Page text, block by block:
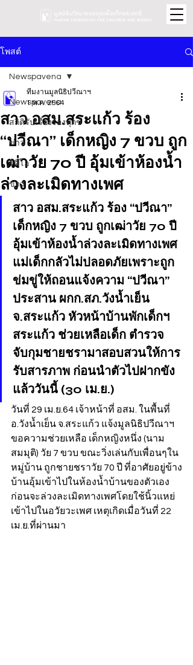
โพสต์
Newspavena
สถิติรับเรื่องร้องทุกข์
ข่าว
วิดีโอ
ข่าว
Newspavena
สาว อสม.สระแก้ว ร้อง
“ปวีณา” เด็กหญิง 7 ขวบ ถูก
เฒ่าวัย 70 ปี อุ้มเข้าห้องน้ำ
ล่วงละเมิดทางเพศ
ทีมงานมูลนิธิปวีณาฯ
1 พ.ค. 2564
สาว อสม.สระแก้ว ร้อง “ปวีณา”
เด็กหญิง 7 ขวบ ถูกเฒ่าวัย 70 ปี
อุ้มเข้าห้องน้ำล่วงละเมิดทางเพศ
แม่เด็กกลัวไม่ปลอดภัยเพราะถูก
ข่มขู่ให้ถอนแจ้งความ “ปวีณา”
ประสาน ผกก.สภ.วังน้ำเย็น
จ.สระแก้ว หัวหน้าบ้านพักเด็กฯ
สระแก้ว ช่วยเหลือเด็ก ตำรวจ
จับกุมชายชรามาสอบสวนให้การ
รับสารภาพ ก่อนนำตัวไปฝากขัง
แล้ววันนี้ (30 เม.ย.)
วันที่ 29 เม.ย.64 เจ้าหน้าที่ อสม. ในพื้นที่
อ.วังน้ำเย็น จ.สระแก้ว แจ้งมูลนิธิปวีณาฯ
ขอความช่วยเหลือ เด็กหญิงหนึ่ง (นาม
สมมุติ) วัย 7 ขวบ ขณะวิ่งเล่นกับเพื่อนๆใน
หมู่บ้าน ถูกชายชราวัย 70 ปี ที่อาศัยอยู่ข้าง
บ้านอุ้มเข้าไปในห้องน้ำบ้านของตัวเอง
ก่อนจะล่วงละเมิดทางเพศโดยใช้นิ้วแหย่
เข้าไปในอวัยวะเพศ เหตุเกิดเมื่อวันที่ 22
เม.ย.ที่ผ่านมา